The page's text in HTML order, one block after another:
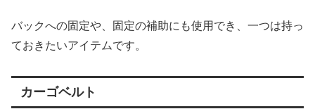
バックへの固定や、固定の補助にも使用でき、一つは持っ
ておきたいアイテムです。
カーゴベルト